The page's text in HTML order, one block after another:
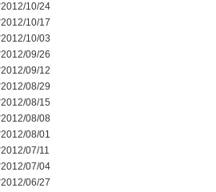
2012/10/24
2012/10/17
2012/10/03
2012/09/26
2012/09/12
2012/08/29
2012/08/15
2012/08/08
2012/08/01
2012/07/11
2012/07/04
2012/06/27